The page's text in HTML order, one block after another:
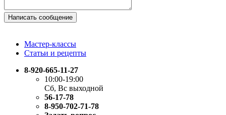
Написать сообщение
Мастер-классы
Статьи и рецепты
8-920-665-11-27
10:00-19:00
Сб, Вс выходной
56-17-78
8-950-702-71-78